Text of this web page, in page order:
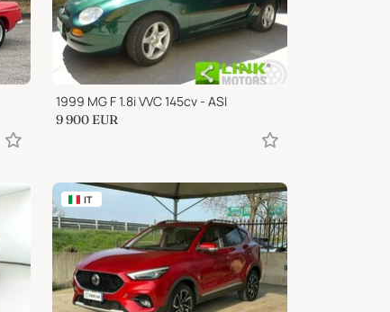
1999 MG F 1.8i VVC 145cv - ASI
9 900 EUR
IT